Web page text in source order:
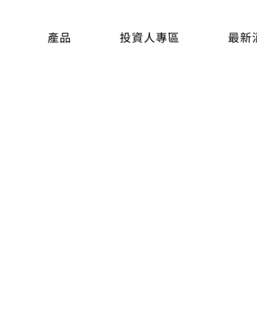
產品 投資人專區 最新